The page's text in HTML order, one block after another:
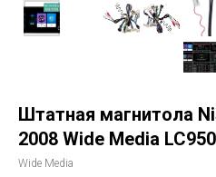
Штатная магнитола
2008 Wide Media
Wide Media